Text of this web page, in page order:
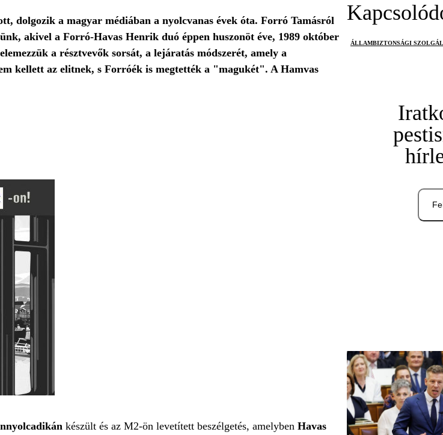
dolgozik a magyar médiában a nyolcvanas évek óta. Forró Tamásról
akivel a Forró-Havas Henrik duó éppen huszonöt éve, 1989 október
a résztvevők sorsát, a lejáratás módszerét, amely a
kellett az elitnek, s Forróék is megtették a "magukét". A Hamvas
készült és az M2-ön levetített beszélgetés, amelyben Havas
ÁLLAMBIZTONSÁGI